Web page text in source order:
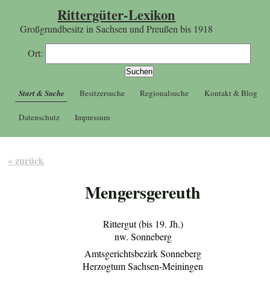
Rittergüter-Lexikon
Großgrundbesitz in Sachsen und Preußen bis 1918
Ort:
Start & Suche Besitzersuche Regionalsuche Kontakt & Blog
Datenschutz Impressum
« zurück
Mengersgereuth
Rittergut (bis 19. Jh.)
nw. Sonneberg
Amtsgerichtsbezirk Sonneberg
Herzogtum Sachsen-Meiningen